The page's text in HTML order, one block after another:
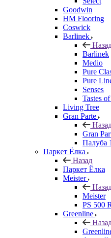
Goodwin
HM Flooring
Coswick
Barlinek
Barlinek
Medio
Pure
Pure
Senses
Tastes
Living Tree
Gran Parte
Gran
Палуба
Паркет Ёлка
Назад
Паркет Ёлка
Meister
Meister
PS 500
Greenline